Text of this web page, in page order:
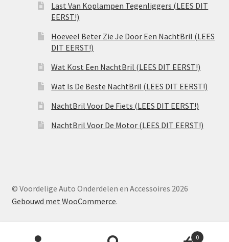
Last Van Koplampen Tegenliggers (LEES DIT
EERST!)
Hoeveel Beter Zie Je Door Een NachtBril (LEES
DIT EERST!)
Wat Kost Een NachtBril (LEES DIT EERST!)
Wat Is De Beste NachtBril (LEES DIT EERST!)
NachtBril Voor De Fiets (LEES DIT EERST!)
NachtBril Voor De Motor (LEES DIT EERST!)
© Voordelige Auto Onderdelen en Accessoires 2026
Gebouwd met WooCommerce.
Producten 0